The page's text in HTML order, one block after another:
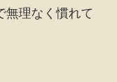
無理なく慣れて